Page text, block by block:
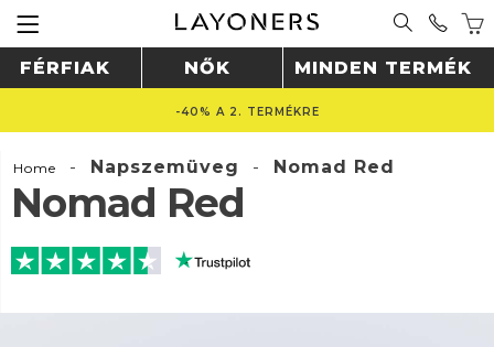
FÉRFIAK NŐK MINDEN TERMÉK
-40% A 2. TERMÉKRE
Home - Napszemüveg - Nomad Red
Nomad Red